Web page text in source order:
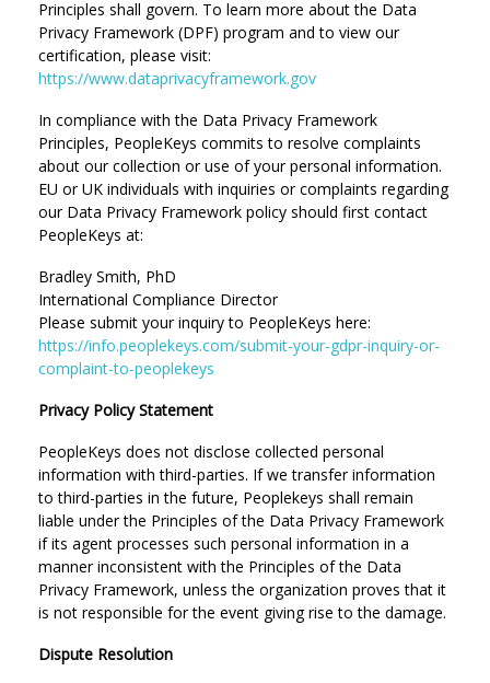
Principles shall govern. To learn more about the Data
Privacy Framework (DPF) program and to view our
certification, please visit:
https://www.dataprivacyframework.gov
In compliance with the Data Privacy Framework
Principles, PeopleKeys commits to resolve complaints
about our collection or use of your personal information.
EU or UK individuals with inquiries or complaints regarding
our Data Privacy Framework policy should first contact
PeopleKeys at:
Bradley Smith, PhD
International Compliance Director
Please submit your inquiry to PeopleKeys here:
https://info.peoplekeys.com/submit-your-gdpr-inquiry-or-
complaint-to-peoplekeys
Privacy Policy Statement
PeopleKeys does not disclose collected personal
information with third-parties. If we transfer information
to third-parties in the future, Peoplekeys shall remain
liable under the Principles of the Data Privacy Framework
if its agent processes such personal information in a
manner inconsistent with the Principles of the Data
Privacy Framework, unless the organization proves that it
is not responsible for the event giving rise to the damage.
Dispute Resolution